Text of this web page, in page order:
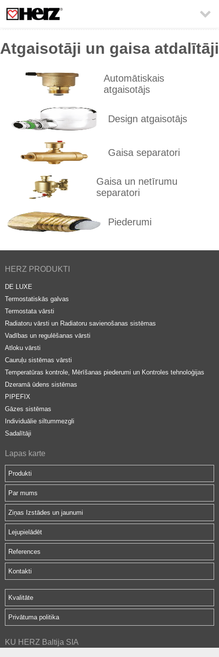

Atgaisotāji un gaisa atdalītāji
Automātiskais
atgaisotājs
Design atgaisotājs
Gaisa separatori
Gaisa un netīrumu
separatori
Piederumi
HERZ PRODUKTI
DE LUXE
Termostatiskās galvas
Termostata vārsti
Radiatoru vārsti un Radiatoru savienošanas sistēmas
Vadības un regulēšanas vārsti
Atloku vārsti
Cauruļu sistēmas vārsti
Temperatūras kontrole, Mērīšanas piederumi un Kontroles tehnoloģijas
Dzeramā ūdens sistēmas
PIPEFIX
Gāzes sistēmas
Individuālie siltummezgli
Sadalītāji
Lapas karte
Produkti
Par mums
Ziņas Izstādes un jaunumi
Lejupielādēt
References
Kontakti
Kvalitāte
Privātuma politika
KU HERZ Baltija SIA